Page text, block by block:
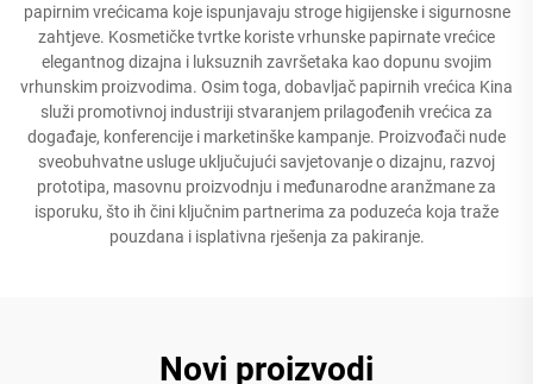
papirnim vrećicama koje ispunjavaju stroge higijenske i sigurnosne
zahtjeve. Kosmetičke tvrtke koriste vrhunske papirnate vrećice
elegantnog dizajna i luksuznih završetaka kao dopunu svojim
vrhunskim proizvodima. Osim toga, dobavljač papirnih vrećica Kina
služi promotivnoj industriji stvaranjem prilagođenih vrećica za
događaje, konferencije i marketinške kampanje. Proizvođači nude
sveobuhvatne usluge uključujući savjetovanje o dizajnu, razvoj
prototipa, masovnu proizvodnju i međunarodne aranžmane za
isporuku, što ih čini ključnim partnerima za poduzeća koja traže
pouzdana i isplativna rješenja za pakiranje.
Novi proizvodi